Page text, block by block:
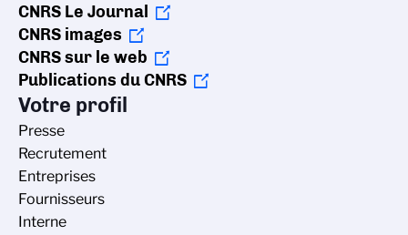
CNRS Le Journal
CNRS images
CNRS sur le web
Publications du CNRS
Votre profil
Presse
Recrutement
Entreprises
Fournisseurs
Interne